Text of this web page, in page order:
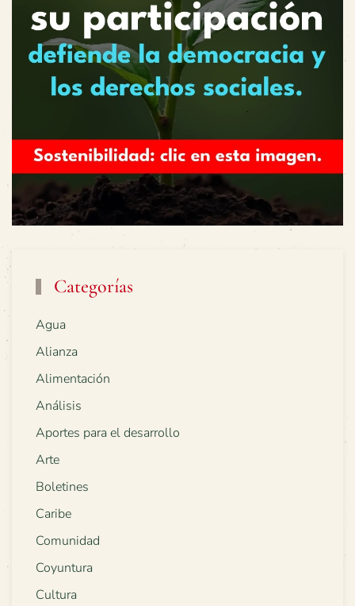
Categorías
Agua
Alianza
Alimentación
Análisis
Aportes para el desarrollo
Arte
Boletines
Caribe
Comunidad
Coyuntura
Cultura